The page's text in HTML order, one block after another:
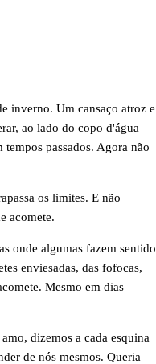
inverno. Um cansaço atroz e
ao lado do copo d'água
passados. Agora não
os limites. E não
acomete.
onde algumas fazem sentido
enviesadas, das fofocas,
Mesmo em dias
dizemos a cada esquina
de nós mesmos. Queria